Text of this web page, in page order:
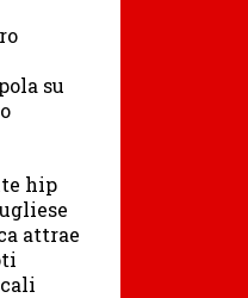
su
hip
attrae